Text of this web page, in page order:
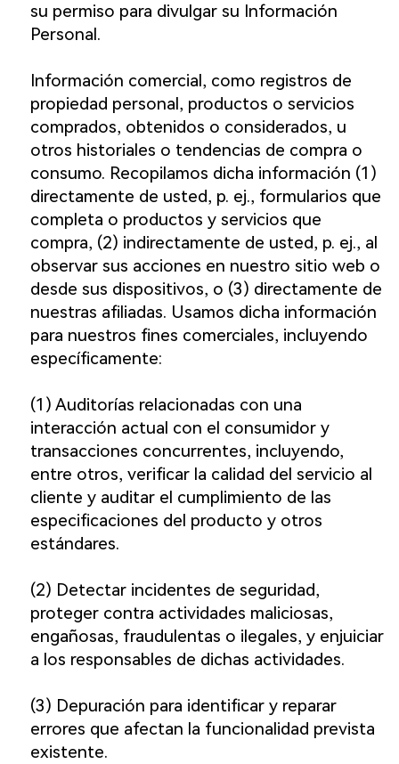
su permiso para divulgar su Información
Personal.
Información comercial, como registros de
propiedad personal, productos o servicios
comprados, obtenidos o considerados, u
otros historiales o tendencias de compra o
consumo. Recopilamos dicha información (1)
directamente de usted, p. ej., formularios que
completa o productos y servicios que
compra, (2) indirectamente de usted, p. ej., al
observar sus acciones en nuestro sitio web o
desde sus dispositivos, o (3) directamente de
nuestras afiliadas. Usamos dicha información
para nuestros fines comerciales, incluyendo
específicamente:
(1) Auditorías relacionadas con una
interacción actual con el consumidor y
transacciones concurrentes, incluyendo,
entre otros, verificar la calidad del servicio al
cliente y auditar el cumplimiento de las
especificaciones del producto y otros
estándares.
(2) Detectar incidentes de seguridad,
proteger contra actividades maliciosas,
engañosas, fraudulentas o ilegales, y enjuiciar
a los responsables de dichas actividades.
(3) Depuración para identificar y reparar
errores que afectan la funcionalidad prevista
existente.